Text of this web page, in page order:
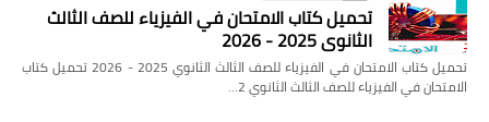
تحميل كتاب الامتحان في الفيزياء للصف الثالث
الثانوي 2025 - 2026
تحميل كتاب الامتحان في الفيزياء للصف الثالث الثانوي 2025 - 2026 تحميل كتاب
الامتحان في الفيزياء للصف الثالث الثانوي 2…